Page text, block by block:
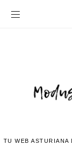
TU WEB ASTURIANA